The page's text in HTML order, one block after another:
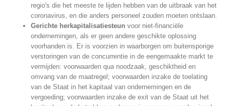
regio's die het meeste te lijden hebben van de uitbraak van het
coronavirus, en die anders personeel zouden moeten ontslaan.
Gerichte herkapitalisatiesteun voor niet-financiële
ondernemingen, als er geen andere geschikte oplossing
voorhanden is. Er is voorzien in waarborgen om buitensporige
verstoringen van de concurrentie in de eengemaakte markt te
vermijden: voorwaarden qua noodzaak, geschiktheid en
omvang van de maatregel; voorwaarden inzake de toelating
van de Staat in het kapitaal van ondernemingen en de
vergoeding; voorwaarden inzake de exit van de Staat uit het